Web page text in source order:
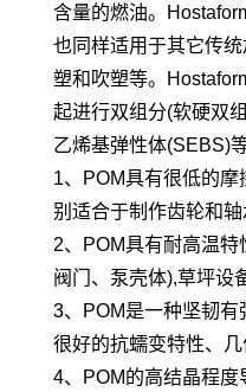
含量的燃油。
也同样适用于其它传
塑和吹塑等。
起进行双组分(软硬双
乙烯基弹性体(SEBS)等
1、POM具有很低的
别适合于制作齿轮和轴
2、POM具有耐高温
阀门、泵壳体),草坪设
3、POM是一种坚韧有
很好的抗蠕变特性、几
4、POM的高结晶程度